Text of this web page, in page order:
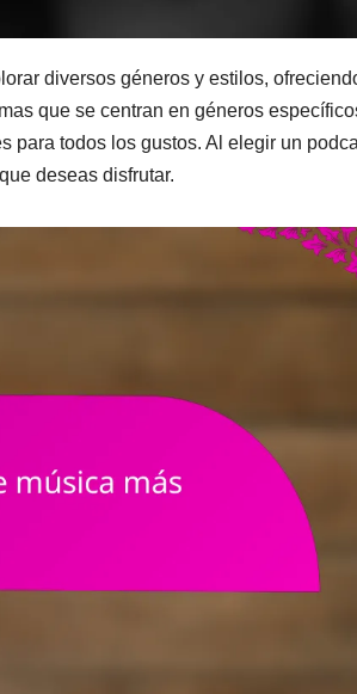
diversos géneros y estilos,
que se centran en géneros
para todos los gustos. Al elegir un
deseas disfrutar.